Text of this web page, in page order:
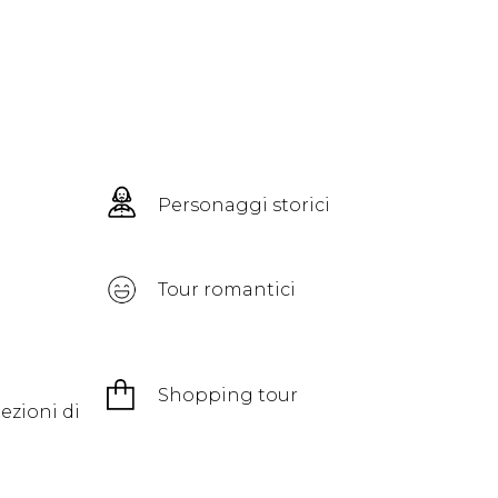
Personaggi storici
Tour romantici
di
Shopping tour